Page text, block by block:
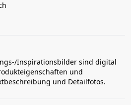
Inspirationsbilder sind digital
und
und Detailfotos.